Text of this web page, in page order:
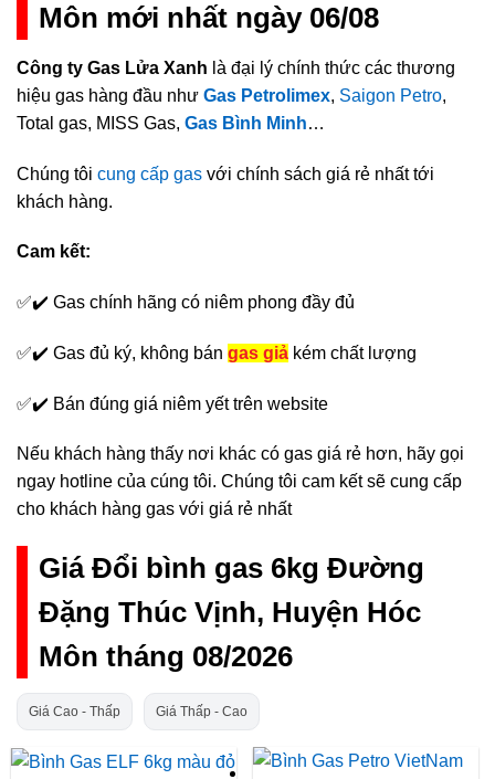
Môn mới nhất ngày 06/08
Công ty Gas Lửa Xanh là đại lý chính thức các thương
hiệu gas hàng đầu như Gas Petrolimex, Saigon Petro,
Total gas, MISS Gas, Gas Bình Minh…
Chúng tôi cung cấp gas với chính sách giá rẻ nhất tới
khách hàng.
Cam kết:
✅✔️ Gas chính hãng có niêm phong đầy đủ
✅✔️ Gas đủ ký, không bán gas giả kém chất lượng
✅✔️ Bán đúng giá niêm yết trên website
Nếu khách hàng thấy nơi khác có gas giá rẻ hơn, hãy gọi
ngay hotline của cúng tôi. Chúng tôi cam kết sẽ cung cấp
cho khách hàng gas với giá rẻ nhất
Giá Đổi bình gas 6kg Đường
Đặng Thúc Vịnh, Huyện Hóc
Môn tháng 08/2026
Giá Cao - Thấp Giá Thấp - Cao